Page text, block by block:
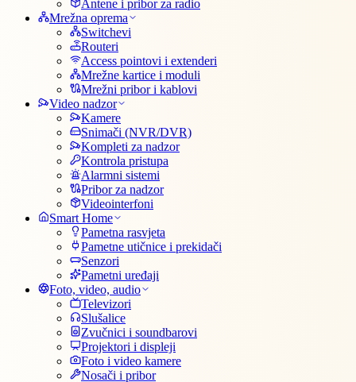
Antene i pribor za radio
Mrežna oprema
Switchevi
Routeri
Access pointovi i extenderi
Mrežne kartice i moduli
Mrežni pribor i kablovi
Video nadzor
Kamere
Snimači (NVR/DVR)
Kompleti za nadzor
Kontrola pristupa
Alarmni sistemi
Pribor za nadzor
Videointerfoni
Smart Home
Pametna rasvjeta
Pametne utičnice i prekidači
Senzori
Pametni uređaji
Foto, video, audio
Televizori
Slušalice
Zvučnici i soundbarovi
Projektori i displeji
Foto i video kamere
Nosači i pribor